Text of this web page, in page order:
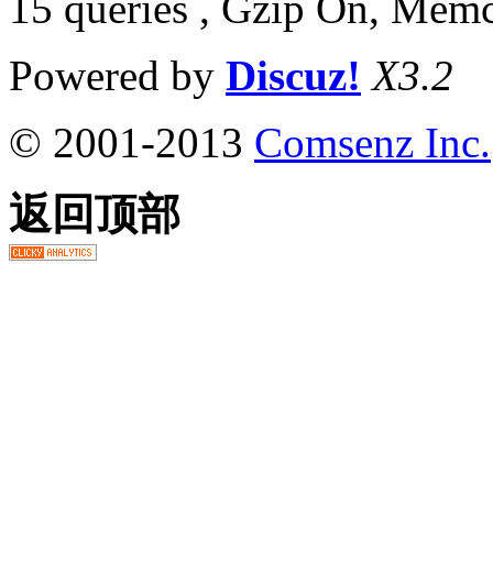
Powered by Discuz! X3.2
© 2001-2013 Comsenz Inc.
返回顶部